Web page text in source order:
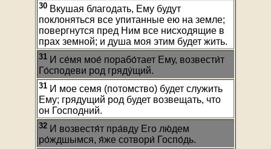
30 Вкушая благодать, Ему будут
поклоняться все упитанные ею на земле;
повергнутся пред Ним все нисходящие в
прах земной; и душа моя этим будет жить.
31 И се́мя мое́ порабо́тает Ему, возвести́т
Го́сподеви род гряду́щий.
31 И мое семя (потомство) будет служить
Ему; грядущий род будет возвещать, что
он Господний.
32 И возвестя́т пра́вду Его лю́дем
ро́ждшымся, я́же сотвори́ Госпо́дь.